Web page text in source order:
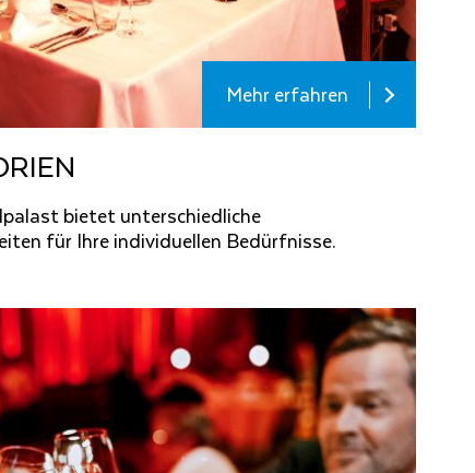
Mehr erfahren
bietet unterschiedliche
für Ihre individuellen Bedürfnisse.